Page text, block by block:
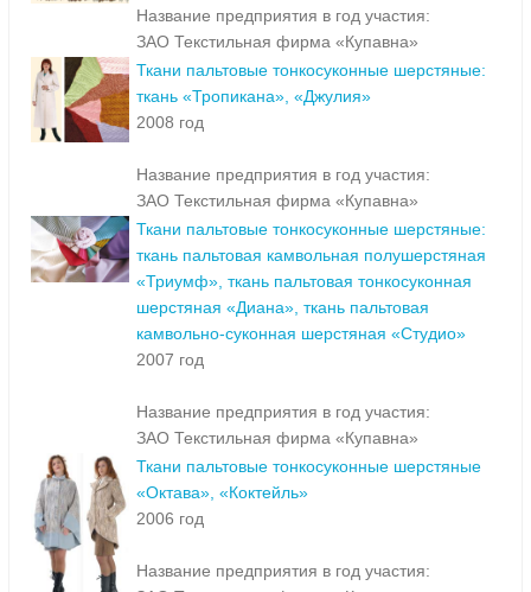
Название предприятия в год участия:
ЗАО Текстильная фирма «Купавна»
Ткани пальтовые тонкосуконные шерстяные:
ткань «Тропикана», «Джулия»
2008 год
Название предприятия в год участия:
ЗАО Текстильная фирма «Купавна»
Ткани пальтовые тонкосуконные шерстяные:
ткань пальтовая камвольная полушерстяная
«Триумф», ткань пальтовая тонкосуконная
шерстяная «Диана», ткань пальтовая
камвольно-суконная шерстяная «Студио»
2007 год
Название предприятия в год участия:
ЗАО Текстильная фирма «Купавна»
Ткани пальтовые тонкосуконные шерстяные
«Октава», «Коктейль»
2006 год
Название предприятия в год участия: